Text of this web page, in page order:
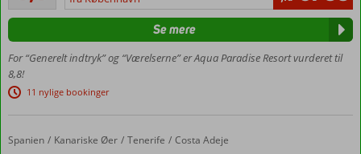
vandland
komfortabelt
hotel
Rummelige
familieværelser
med
anmeldelser
For “Generelt indtryk” og “Værelserne” er Aqua Paradise Resort vurderet til
8,8!
11 nylige bookinger
Se mere
Forside
Spanien Kanariske Øer Tenerife Costa Adeje
Best Jacaranda